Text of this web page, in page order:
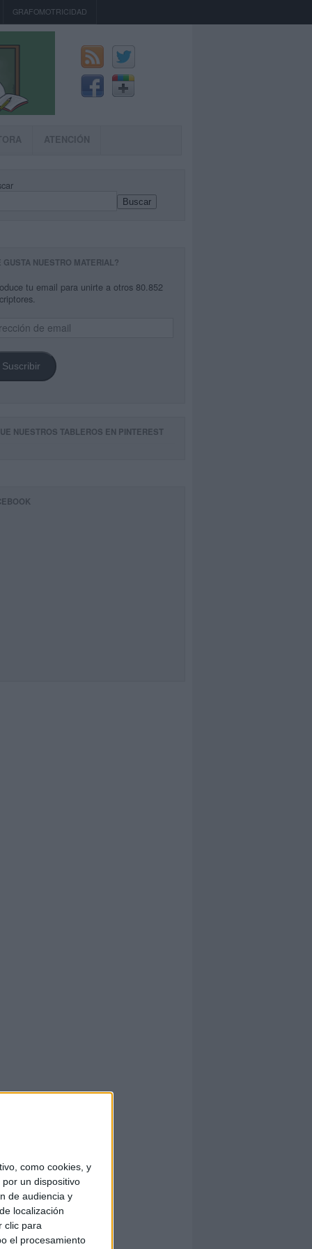
como cookies, y
un dispositivo
de audiencia y
localización
clic para
el procesamiento
GRAFOMOTRICIDAD
ATENCIÓN
Buscar
GUSTA NUESTRO MATERIAL?
tu email para unirte a otros 80.852
Suscribir
NUESTROS TABLEROS EN PINTEREST